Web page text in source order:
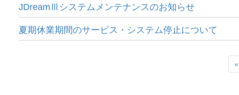
JDreamⅢシステムメンテナンスのお知らせ
夏期休業期間のサービス・システム停止について
«